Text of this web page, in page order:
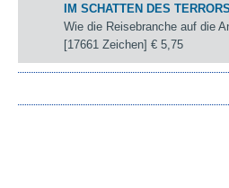
IM SCHATTEN DES TERRORS
Wie die Reisebranche auf die
[17661 Zeichen]€ 5,75